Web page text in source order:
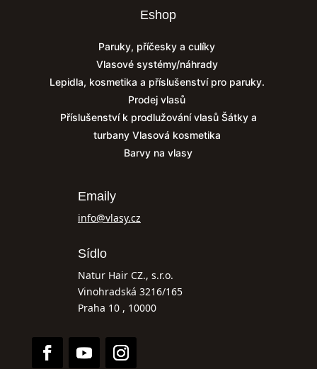
Eshop
Paruky, příčesky a culíky
Vlasové systémy/náhrady
Lepidla, kosmetika a příslušenství pro paruky.
Prodej vlasů
Příslušenství k prodlužování vlasů Šátky a
turbany Vlasová kosmetika
Barvy na vlasy
Emaily
info@vlasy.cz
Sídlo
Natur Hair CZ., s.r.o.
Vinohradská 3216/165
Praha 10 , 10000